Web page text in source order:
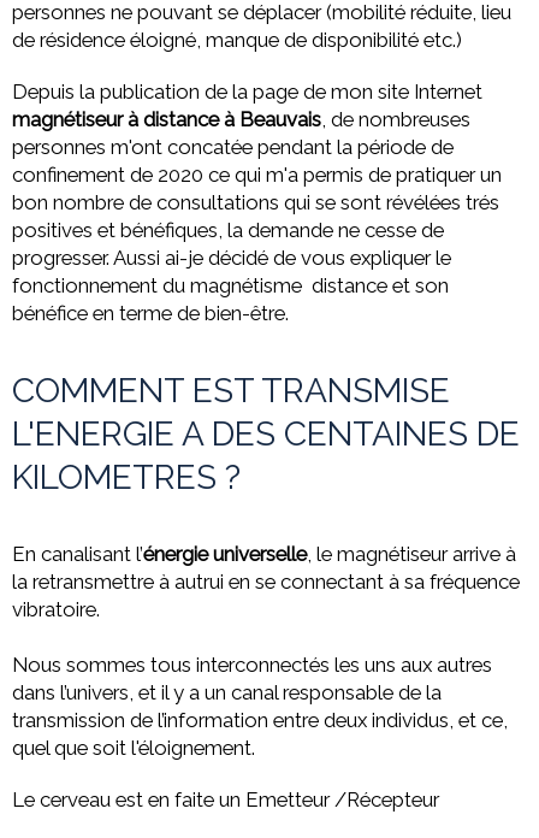
personnes ne pouvant se déplacer (mobilité réduite, lieu
de résidence éloigné, manque de disponibilité etc.)
Depuis la publication de la page de mon site Internet
magnétiseur à distance à Beauvais, de nombreuses
personnes m'ont concatée pendant la période de
confinement de 2020 ce qui m'a permis de pratiquer un
bon nombre de consultations qui se sont révélées trés
positives et bénéfiques, la demande ne cesse de
progresser. Aussi ai-je décidé de vous expliquer le
fonctionnement du magnétisme distance et son
bénéfice en terme de bien-être.
COMMENT EST TRANSMISE
L'ENERGIE A DES CENTAINES DE
KILOMETRES ?
En canalisant l’énergie universelle, le magnétiseur arrive à
la retransmettre à autrui en se connectant à sa fréquence
vibratoire.
Nous sommes tous interconnectés les uns aux autres
dans l’univers, et il y a un canal responsable de la
transmission de l’information entre deux individus, et ce,
quel que soit l'éloignement.
Le cerveau est en faite un Emetteur /Récepteur